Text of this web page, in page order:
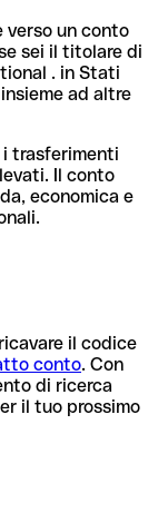
verso un conto
sei il titolare di
. in Stati
ad altre
i trasferimenti
Il conto
economica e
il codice
conto. Con
di ricerca
il tuo prossimo